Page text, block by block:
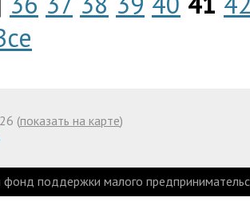
(показать на карте)
поддержки малого